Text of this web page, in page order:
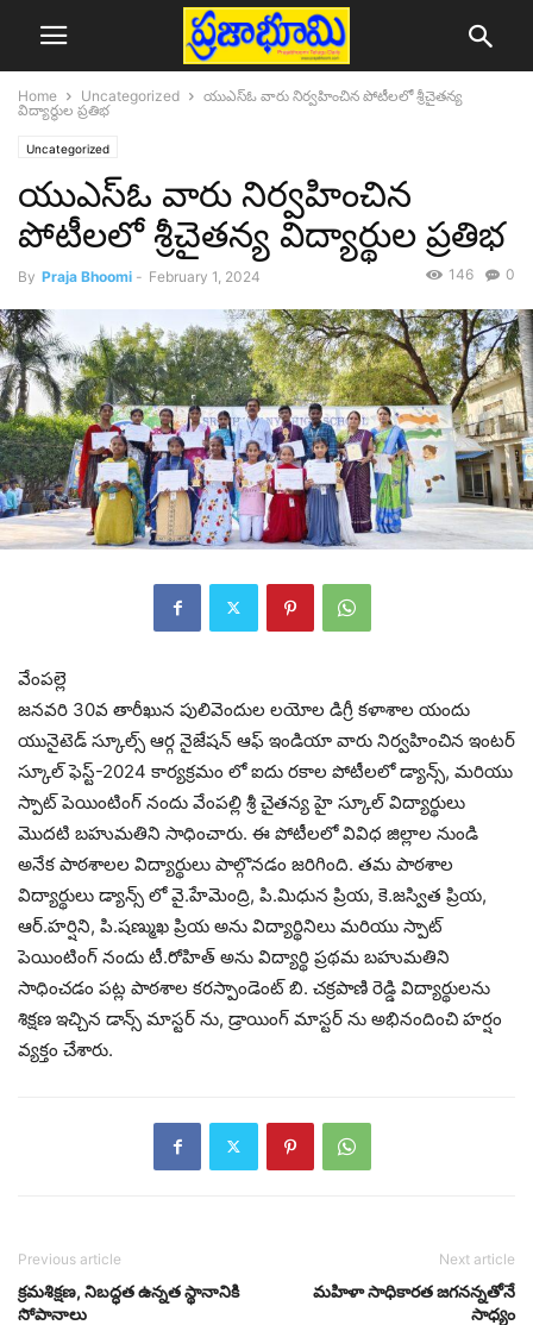
Home Uncategorized
యుఎస్ఓ వారు నిర్వహించిన పోటీలలో శ్రీచైతన్య
విద్యార్థుల ప్రతిభ
Uncategorized
యుఎస్ఓ వారు నిర్వహించిన
పోటీలలో శ్రీచైతన్య విద్యార్థుల ప్రతిభ
By Praja Bhoomi - February 1, 2024 0
146
వేంపల్లె
జనవరి 30వ తారీఖున పులివెందుల లయోల డిగ్రీ కళాశాల యందు
యునైటెడ్ స్కూల్స్ ఆర్గ నైజేషన్ ఆఫ్ ఇండియా వారు నిర్వహించిన ఇంటర్
స్కూల్ ఫెస్ట్-2024 కార్యక్రమం లో ఐదు రకాల పోటీలలో డ్యాన్స్, మరియు
స్పాట్ పెయింటింగ్ నందు వేంపల్లి శ్రీ చైతన్య హై స్కూల్ విద్యార్థులు
మొదటి బహుమతిని సాధించారు. ఈ పోటీలలో వివిధ జిల్లాల నుండి
అనేక పాఠశాలల విద్యార్థులు పాల్గొనడం జరిగింది. తమ పాఠశాల
విద్యార్థులు డ్యాన్స్ లో వై.హేమెంద్రి, పి.మిధున ప్రియ, కె.జస్విత ప్రియ,
ఆర్.హర్షిని, పి.షణ్ముఖ ప్రియ అను విద్యార్థినిలు మరియు స్పాట్
పెయింటింగ్ నందు టీ.రోహిత్ అను విద్యార్థి ప్రథమ బహుమతిని
సాధించడం పట్ల పాఠశాల కరస్పాండెంట్ బి. చక్రపాణి రెడ్డి విద్యార్థులను
శిక్షణ ఇచ్చిన డాన్స్ మాస్టర్ ను, డ్రాయింగ్ మాస్టర్ ను అభినందించి హర్షం
వ్యక్తం చేశారు.
Previous article
క్రమశిక్షణ, నిబద్ధత ఉన్నత స్థానానికి
సోపానాలు
Next article
మహిళా సాధికారత జగనన్నతోనే
సాధ్యం